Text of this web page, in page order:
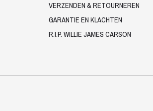
VERZENDEN & RETOURNEREN
GARANTIE EN KLACHTEN
R.I.P. WILLIE JAMES CARSON